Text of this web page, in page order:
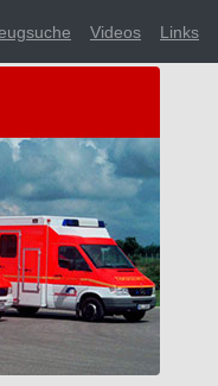
Videos Links